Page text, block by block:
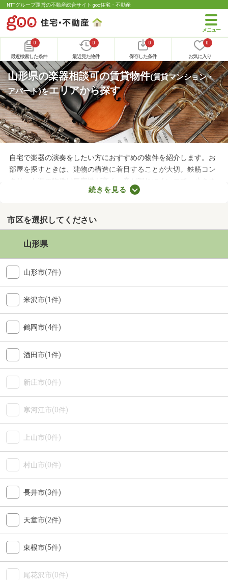
NTTグループ運営の不動産総合サイト goo住宅・不動産
0
最近検索した条件
0
最近見た物件
0
保存した条件
0
お気に入り
山形県の楽器相談可の賃貸物件(賃貸マンション・
アパート)をエリアから探す
自宅で楽器の演奏をしたい方におすすめの物件を紹介します。お
部屋を探すときは、建物の構造に着目することが大切。鉄筋コン
クリート造の物件は気密性が高く、音が漏れにくいので、小さめ
の音で演奏すればトラブルになりにくいでしょう。物件によって
くことがおすすめです。
続きを見る
市区を選択してください
山形県
山形市(7件)
米沢市(1件)
鶴岡市(4件)
酒田市(1件)
新庄市(0件)
寒河江市(0件)
上山市(0件)
村山市(0件)
長井市(3件)
天童市(2件)
東根市(5件)
尾花沢市(0件)